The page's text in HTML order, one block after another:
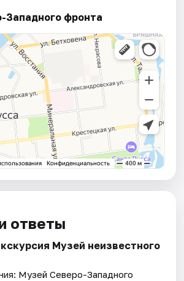
Западного фронта
ответы
Музей неизвестного
Музей Северо-Западного